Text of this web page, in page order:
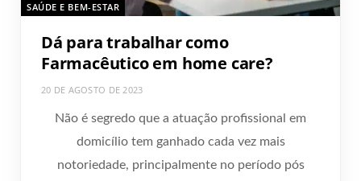
SAÚDE E BEM-ESTAR
Dá para trabalhar como
Farmacêutico em home care?
20 DE AGOSTO DE 2023
Não é segredo que a atuação profissional em
domicílio tem ganhado cada vez mais
notoriedade, principalmente no período pós